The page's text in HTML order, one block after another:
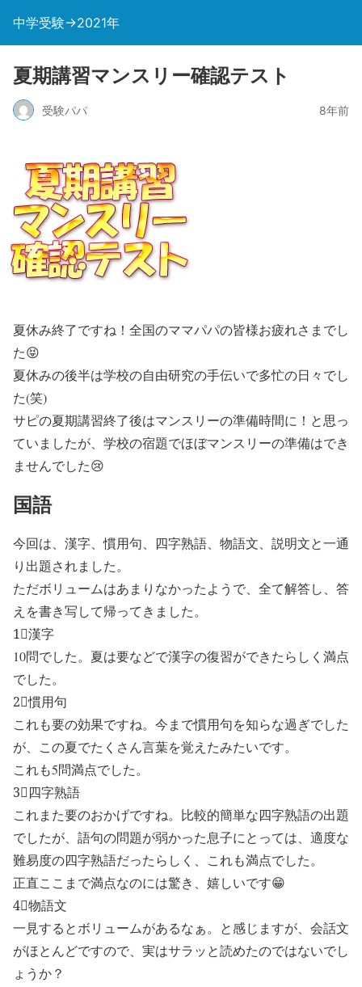
中学受験→2021年
夏期講習マンスリー確認テスト
受験パパ 8年前
夏休み終了ですね！全国のママパパの皆様お疲れさまでし
た😝
夏休みの後半は学校の自由研究の手伝いで多忙の日々でし
た(笑)
サピの夏期講習終了後はマンスリーの準備時間に！と思っ
ていましたが、学校の宿題でほぼマンスリーの準備はでき
ませんでした😢
国語
今回は、漢字、慣用句、四字熟語、物語文、説明文と一通
り出題されました。
ただボリュームはあまりなかったようで、全て解答し、答
えを書き写して帰ってきました。
1⃣漢字
10問でした。夏は要などで漢字の復習ができたらしく満点
でした。
2⃣慣用句
これも要の効果ですね。今まで慣用句を知らな過ぎでした
が、この夏でたくさん言葉を覚えたみたいです。
これも5問満点でした。
3⃣四字熟語
これまた要のおかげですね。比較的簡単な四字熟語の出題
でしたが、語句の問題が弱かった息子にとっては、適度な
難易度の四字熟語だったらしく、これも満点でした。
正直ここまで満点なのには驚き、嬉しいです😁
4⃣物語文
一見するとボリュームがあるなぁ。と感じますが、会話文
がほとんどですので、実はサラッと読めたのではないでし
ょうか？